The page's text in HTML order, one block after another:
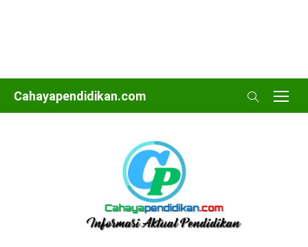
Skip
to
Cahayapendidikan.com